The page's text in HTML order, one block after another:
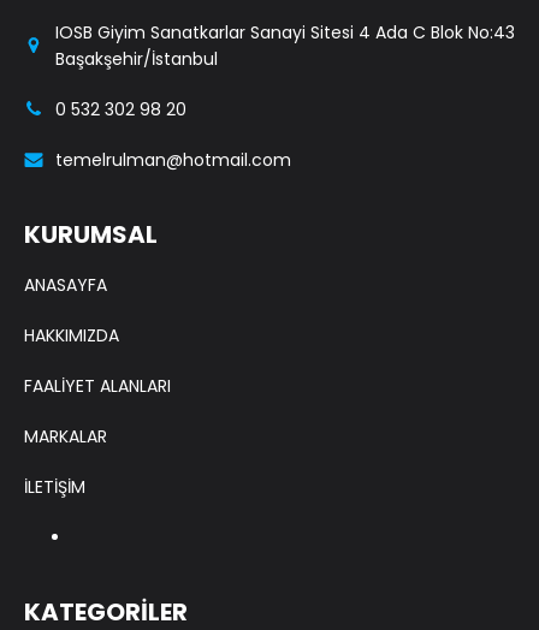
IOSB Giyim Sanatkarlar Sanayi Sitesi 4 Ada C Blok No:43
Başakşehir/İstanbul
0 532 302 98 20
temelrulman@hotmail.com
KURUMSAL
ANASAYFA
HAKKIMIZDA
FAALİYET ALANLARI
MARKALAR
İLETİŞİM
KATEGORİLER